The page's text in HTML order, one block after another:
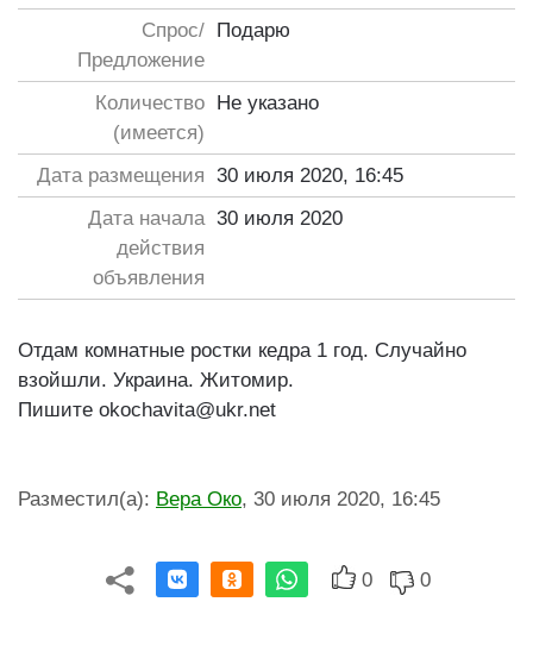
Спрос/
Предложение
Подарю
Количество
(имеется)
Не указано
Дата размещения 30 июля 2020, 16:45
Дата начала
действия
объявления
30 июля 2020
Отдам комнатные ростки кедра 1 год. Случайно
взойшли. Украина. Житомир.
Пишите okochavita@ukr.net
Разместил(а): Вера Око, 30 июля 2020, 16:45
0 0